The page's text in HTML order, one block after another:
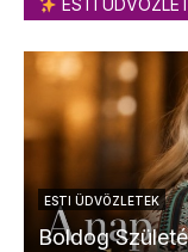
ESTI
ESTI ÜDVÖZLETEK
Boldog